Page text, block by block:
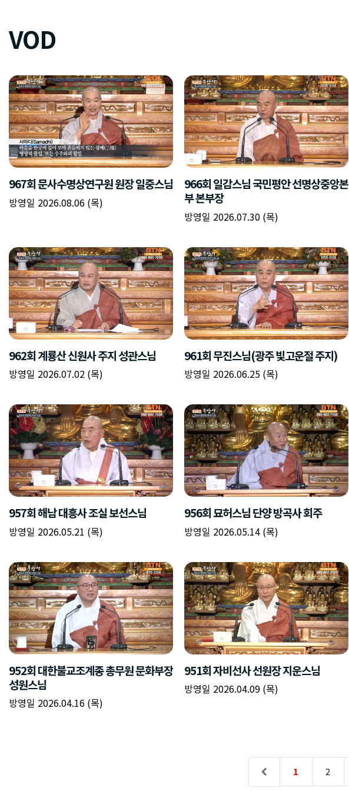
VOD
967회 문사수명상연구원 원장 일중스님
방영일 2026.08.06 (목)
966회 일감스님 국민평안 선명상중앙본
부 본부장
방영일 2026.07.30 (목)
962회 계룡산 신원사 주지 성관스님
방영일 2026.07.02 (목)
961회 무진스님(광주 빛고운절 주지)
방영일 2026.06.25 (목)
957회 해남 대흥사 조실 보선스님
방영일 2026.05.21 (목)
956회 묘허스님 단양 방곡사 회주
방영일 2026.05.14 (목)
952회 대한불교조계종 총무원 문화부장
성원스님
방영일 2026.04.16 (목)
951회 자비선사 선원장 지운스님
방영일 2026.04.09 (목)
1 2